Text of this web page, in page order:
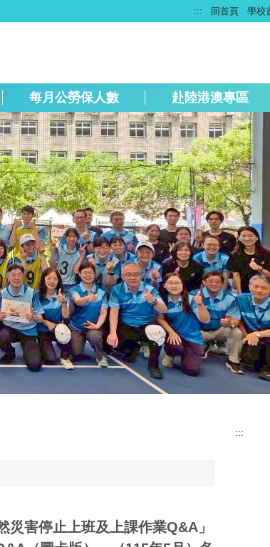
::: 回首頁 學校
每月公勞保人數 赴陸港澳專區
害停止上班及上課作業Q&A」
:::